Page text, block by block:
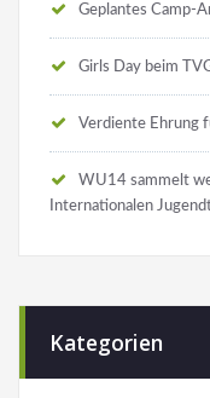
Geplantes Camp-
Girls Day beim
Verdiente Ehrung
WU14 sammelt
Internationalen
Kategorien